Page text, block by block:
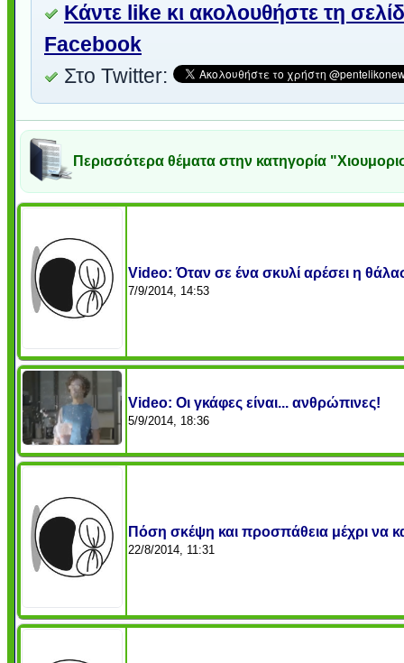
Κάντε like κι ακολουθήστε τη
Facebook
Στο Twitter:
Περισσότερα θέματα στην κατηγορία
Video: Όταν σε ένα σκυλί αρέσει η
7/9/2014, 14:53
Video: Οι γκάφες είναι... ανθρώπινες!
5/9/2014, 18:36
Πόση σκέψη και προσπάθεια μέχρι να
22/8/2014, 11:31